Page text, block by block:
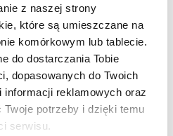
z naszej strony
które są umieszczane na
komórkowym lub tablecie.
do dostarczania Tobie
dopasowanych do Twoich
informacji reklamowych oraz
potrzeby i dzięki temu
serwisu.
w wydaniu książkowym i
psy. Tool skończył się na płycie